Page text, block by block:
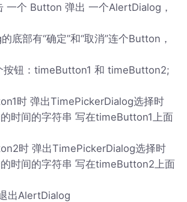
一个 Button 弹出 一个AlertDialog，
底部有“确定”和“取消”连个Button，
按钮：timeButton1 和 timeButton2;
时 弹出TimePickerDialog选择时
时间的字符串 写在timeButton1上面
时 弹出TimePickerDialog选择时
时间的字符串 写在timeButton2上面
出AlertDialog